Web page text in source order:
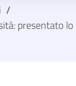
/
presentato